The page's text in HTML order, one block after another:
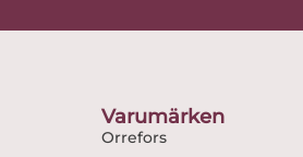
k
Varumärken
Orrefors